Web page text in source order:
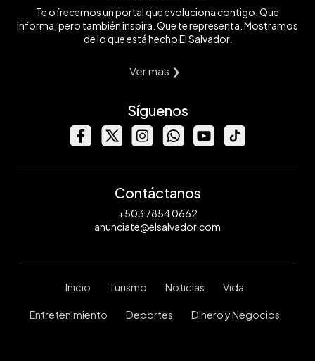
Te ofrecemos un portal que evoluciona contigo. Que
informa, pero también inspira. Que te representa. Mostramos
de lo que está hecho El Salvador.
Ver mas ❯
Síguenos
Contáctanos
+503 7854 0662
anunciate@elsalvador.com
Inicio Turismo Noticias Vida
Entretenimiento Deportes Dinero y Negocios